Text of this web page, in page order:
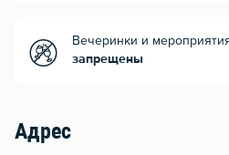
Вечеринки и
запрещены
Адрес